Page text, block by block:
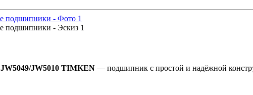
JW5049/JW5010 TIMKEN — подшипник с простой и надёжной